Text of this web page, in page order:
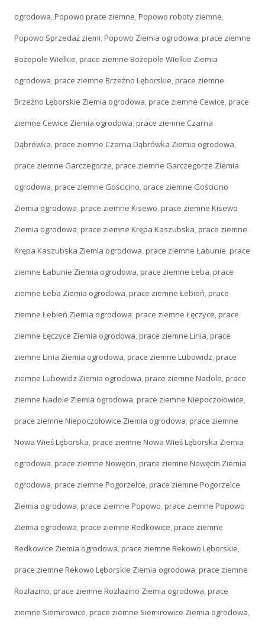
ogrodowa,Popowo prace ziemne,Popowo roboty ziemne,
Popowo Sprzedaż ziemi,Popowo Ziemia ogrodowa,prace ziemne
Bożepole Wielkie,prace ziemne Bożepole Wielkie Ziemia
ogrodowa,prace ziemne Brzeźno Lęborskie,prace ziemne
Brzeźno Lęborskie Ziemia ogrodowa,prace ziemne Cewice,prace
ziemne Cewice Ziemia ogrodowa,prace ziemne Czarna
Dąbrówka,prace ziemne Czarna Dąbrówka Ziemia ogrodowa,
prace ziemne Garczegorze,prace ziemne Garczegorze Ziemia
ogrodowa,prace ziemne Gościcino,prace ziemne Gościcino
Ziemia ogrodowa,prace ziemne Kisewo,prace ziemne Kisewo
Ziemia ogrodowa,prace ziemne Krępa Kaszubska,prace ziemne
Krępa Kaszubska Ziemia ogrodowa,prace ziemne Łabunie,prace
ziemne Łabunie Ziemia ogrodowa,prace ziemne Łeba,prace
ziemne Łeba Ziemia ogrodowa,prace ziemne Łebień,prace
ziemne Łebień Ziemia ogrodowa,prace ziemne Łęczyce,prace
ziemne Łęczyce Ziemia ogrodowa,prace ziemne Linia,prace
ziemne Linia Ziemia ogrodowa,prace ziemne Lubowidz,prace
ziemne Lubowidz Ziemia ogrodowa,prace ziemne Nadole,prace
ziemne Nadole Ziemia ogrodowa,prace ziemne Niepoczołowice,
prace ziemne Niepoczołowice Ziemia ogrodowa,prace ziemne
Nowa Wieś Lęborska,prace ziemne Nowa Wieś Lęborska Ziemia
ogrodowa,prace ziemne Nowęcin,prace ziemne Nowęcin Ziemia
ogrodowa,prace ziemne Pogorzelce,prace ziemne Pogorzelce
Ziemia ogrodowa,prace ziemne Popowo,prace ziemne Popowo
Ziemia ogrodowa,prace ziemne Redkowice,prace ziemne
Redkowice Ziemia ogrodowa,prace ziemne Rekowo Lęborskie,
prace ziemne Rekowo Lęborskie Ziemia ogrodowa,prace ziemne
Rozłazino,prace ziemne Rozłazino Ziemia ogrodowa,prace
ziemne Siemirowice,prace ziemne Siemirowice Ziemia ogrodowa,